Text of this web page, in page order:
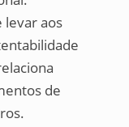
levar aos
de